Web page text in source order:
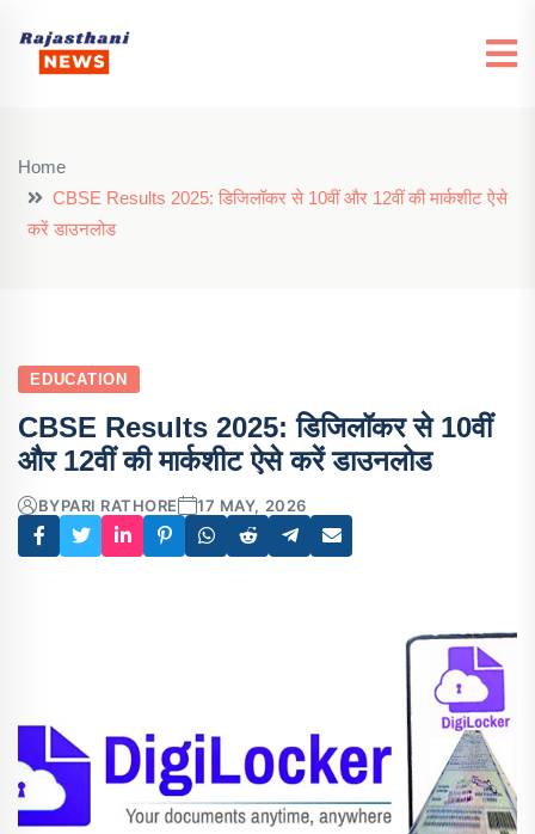
Home
CBSE Results 2025: डिजिलॉकर से 10वीं और 12वीं की मार्कशीट ऐसे
करें डाउनलोड
EDUCATION
CBSE Results 2025: डिजिलॉकर से 10वीं
और 12वीं की मार्कशीट ऐसे करें डाउनलोड
BYPARI RATHORE 17 MAY, 2026